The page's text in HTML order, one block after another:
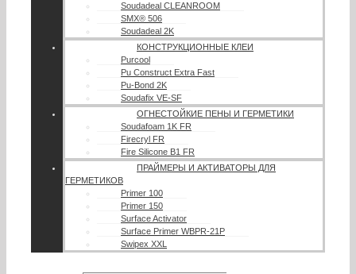
Soudadeal CLEANROOM
SMX® 506
Soudadeal 2K
КОНСТРУКЦИОННЫЕ КЛЕИ
Purcool
Pu Construct Extra Fast
Pu-Bond 2K
Soudafix VE-SF
ОГНЕСТОЙКИЕ ПЕНЫ И ГЕРМЕТИКИ
Soudafoam 1K FR
Firecryl FR
Fire Silicone B1 FR
ПРАЙМЕРЫ И АКТИВАТОРЫ ДЛЯ
ГЕРМЕТИКОВ
Primer 100
Primer 150
Surface Activator
Surface Primer WBPR-21P
Swipex XXL